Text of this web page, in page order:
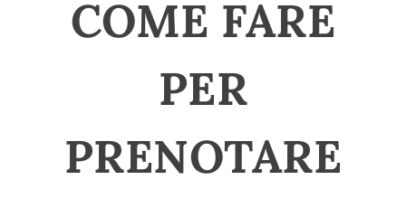
COME FARE
PER
PRENOTARE